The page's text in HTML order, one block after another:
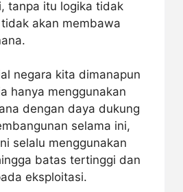
tanpa itu logika tidak
akan membawa
negara kita dimanapun
hanya menggunakan
dengan daya dukung
selama ini,
selalu menggunakan
batas tertinggi dan
eksploitasi.